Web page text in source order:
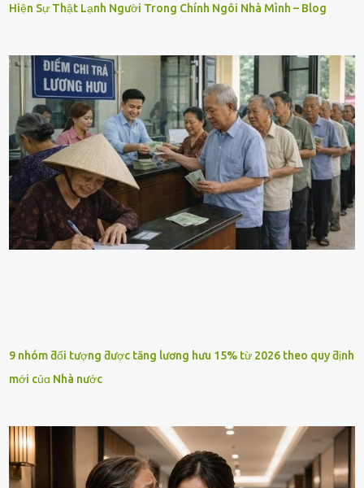
Hiện Sự Thật Lạnh Người Trong Chính Ngôi Nhà Mình – Blog
9 nhóm ƌối tượng ƌược tăng lương hưu 15% từ 2026 theo quy ƌịnh
mới củɑ Nhà nước